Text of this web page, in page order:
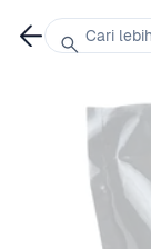
Cari